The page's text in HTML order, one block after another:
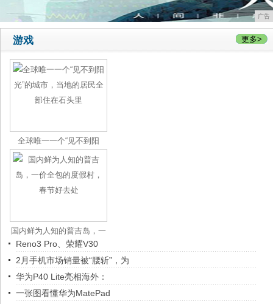
广告
游戏 更多>
全球唯一一个“见不到阳
光”的城
国内鲜为人知的普吉岛，一
价全包
Reno3 Pro、荣耀V30
2月手机市场销量被“腰斩”，为
华为P40 Lite亮相海外：
一张图看懂华为MatePad